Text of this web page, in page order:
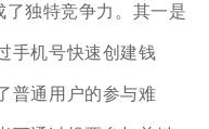
了独特竞争力。其一是
手机号快速创建钱
普通用户的参与难